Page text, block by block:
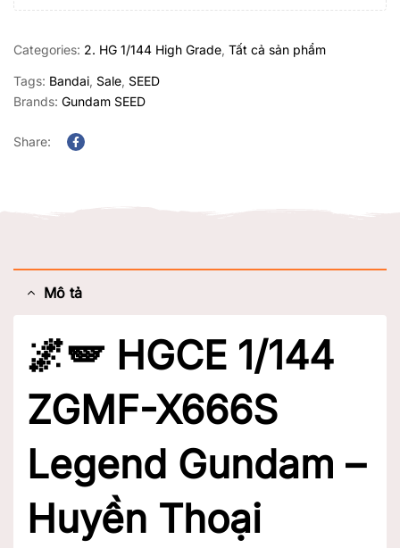
Categories: 2. HG 1/144 High Grade, Tất cả sản phẩm
Tags: Bandai, Sale, SEED
Brands: Gundam SEED
Share:
Mô tả
🌌🪽 HGCE 1/144
ZGMF-X666S
Legend Gundam –
Huyền Thoại